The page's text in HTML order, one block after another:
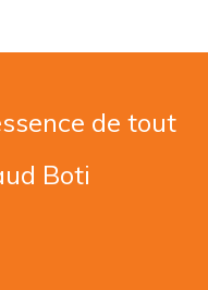
de tout
Boti